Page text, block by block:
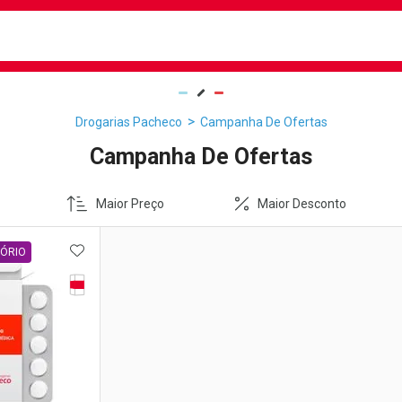
Drogarias Pacheco Campanha De Ofertas
Campanha De Ofertas
Maior Preço Maior Desconto
Tarja Vermelha
ADICIONAR AOS FAVORITOS